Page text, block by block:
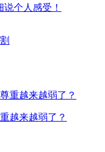
个人感受！
越来越弱了？